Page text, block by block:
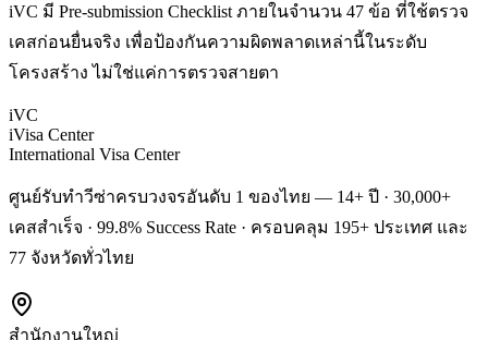
iVC มี Pre-submission Checklist ภายในจำนวน 47 ข้อ ที่ใช้ตรวจ
เคสก่อนยื่นจริง เพื่อป้องกันความผิดพลาดเหล่านี้ในระดับ
โครงสร้าง ไม่ใช่แค่การตรวจสายตา
iVC
iVisa Center
International Visa Center
ศูนย์รับทำวีซ่าครบวงจรอันดับ 1 ของไทย — 14+ ปี · 30,000+
เคสสำเร็จ · 99.8% Success Rate · ครอบคลุม 195+ ประเทศ และ
77 จังหวัดทั่วไทย
สำนักงานใหญ่